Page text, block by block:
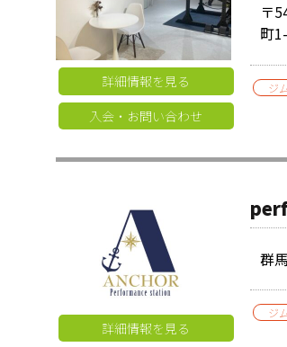
詳細情報を見る
入会・お問い合わせ
〒
町
ジ
詳細情報を見る
群
ジ